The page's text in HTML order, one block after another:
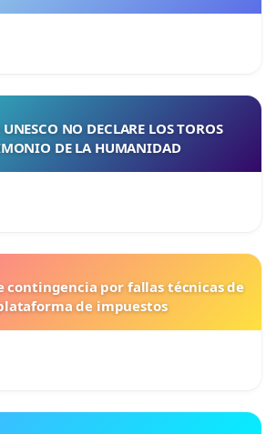
NO DECLARE LOS TOROS
DE LA HUMANIDAD
contingencia por fallas técnicas de
de impuestos